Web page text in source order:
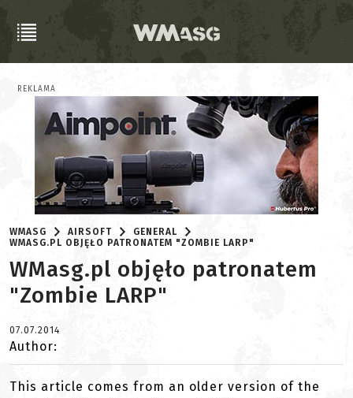
REKLAMA
WMASG AIRSOFT
GENERAL
WMASG.PL OBJĘŁO PATRONATEM "ZOMBIE LARP"
WMasg.pl objęło patronatem
"Zombie LARP"
07.07.2014
Author:
This article comes from an older version of the